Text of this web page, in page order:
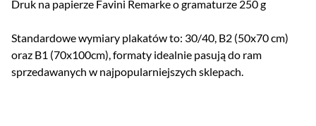
Druk na papierze Favini Remarke o gramaturze 250 g
Standardowe wymiary plakatów to: 30/40, B2 (50x70 cm)
oraz B1 (70x100cm), formaty idealnie pasują do ram
sprzedawanych w najpopularniejszych sklepach.